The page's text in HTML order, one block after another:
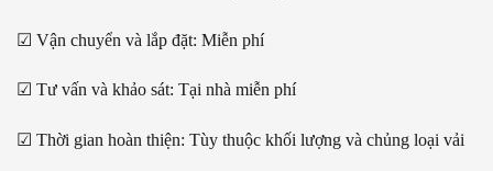
☑ Vận chuyển và lắp đặt: Miễn phí
☑ Tư vấn và khảo sát: Tại nhà miễn phí
☑ Thời gian hoàn thiện: Tùy thuộc khối lượng và chủng loại vải